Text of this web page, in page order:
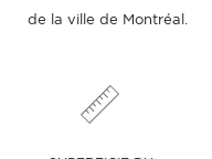
de la ville de Montréal.